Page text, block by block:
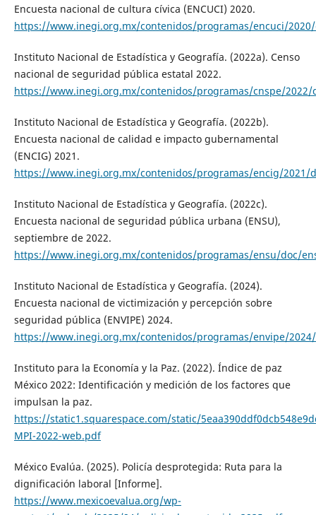
Encuesta nacional de cultura cívica (ENCUCI) 2020.
https://www.inegi.org.mx/contenidos/programas/encuci/2020/
Instituto Nacional de Estadística y Geografía. (2022a). Censo
nacional de seguridad pública estatal 2022.
https://www.inegi.org.mx/contenidos/programas/cnspe/2022/
Instituto Nacional de Estadística y Geografía. (2022b).
Encuesta nacional de calidad e impacto gubernamental
(ENCIG) 2021.
https://www.inegi.org.mx/contenidos/programas/encig/2021/
Instituto Nacional de Estadística y Geografía. (2022c).
Encuesta nacional de seguridad pública urbana (ENSU),
septiembre de 2022.
https://www.inegi.org.mx/contenidos/programas/ensu/doc/
Instituto Nacional de Estadística y Geografía. (2024).
Encuesta nacional de victimización y percepción sobre
seguridad pública (ENVIPE) 2024.
https://www.inegi.org.mx/contenidos/programas/envipe/
Instituto para la Economía y la Paz. (2022). Índice de paz
México 2022: Identificación y medición de los factores que
impulsan la paz.
https://static1.squarespace.com/static/
MPI-2022-web.pdf
México Evalúa. (2025). Policía desprotegida: Ruta para la
dignificación laboral [Informe].
https://www.mexicoevalua.org/wp-